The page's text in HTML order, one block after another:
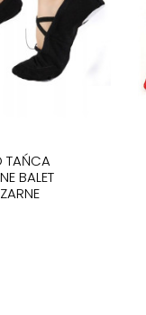
TAŃCA
BALET